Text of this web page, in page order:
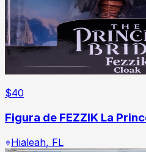
$40
Figura de FEZZIK La
Hialeah, FL